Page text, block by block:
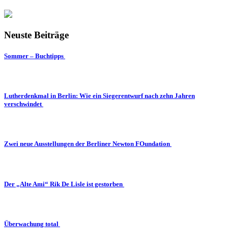
Neuste Beiträge
Sommer – Buchtipps
Lutherdenkmal in Berlin: Wie ein Siegerentwurf nach zehn Jahren
verschwindet
Zwei neue Ausstellungen der Berliner Newton FOundation
Der „Alte Ami“ Rik De Lisle ist gestorben
Überwachung total